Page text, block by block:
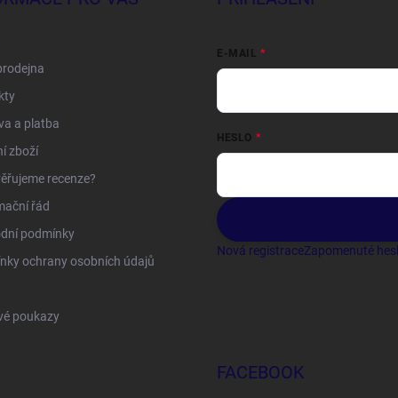
a platba
zboží
recenze?
řád
podmínky
ochrany osobních údajů
poukazy
E-MAIL
HESLO
Nová registraceZapomenuté
FACEBOOK